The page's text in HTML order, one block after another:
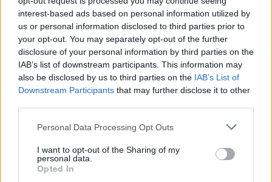
interest-based ads based on personal information utilized by
us or personal information disclosed to third parties prior to
your opt-out. You may separately opt-out of the further
disclosure of your personal information by third parties on the
IAB’s list of downstream participants. This information may
also be disclosed by us to third parties on the IAB’s List of
Downstream Participants that may further disclose it to other
Personal Data Processing Opt Outs
I want to opt-out of the Sharing of my
personal data.
Opted In
piccole e medi
Ministero delle Imprese e del Made in Italy -
Dipartimento per le politiche per
12.536 euro
2025-10-02
Nuova Sabatini - Finanziamenti per l'acquisto di
nuovi macchinari, impianti e attrezzature da parte delle
piccole e medi
Ministero delle Imprese e del Made in Italy -
7.076 euro
2025-09-04